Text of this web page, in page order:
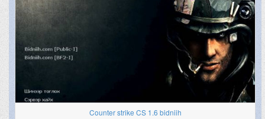
Counter strike CS 1.6 bidniih